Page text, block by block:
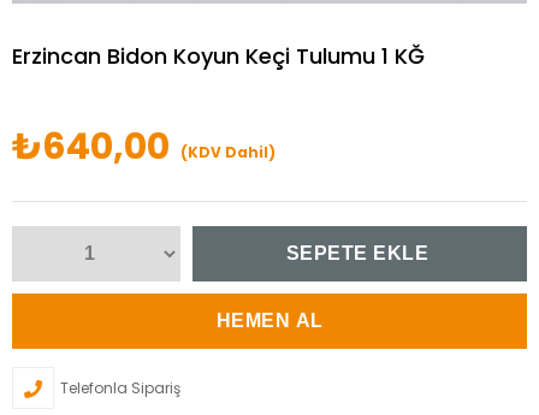
Erzincan Bidon Koyun Keçi Tulumu 1 KĞ
₺640,00 (KDV Dahil)
Telefonla Sipariş